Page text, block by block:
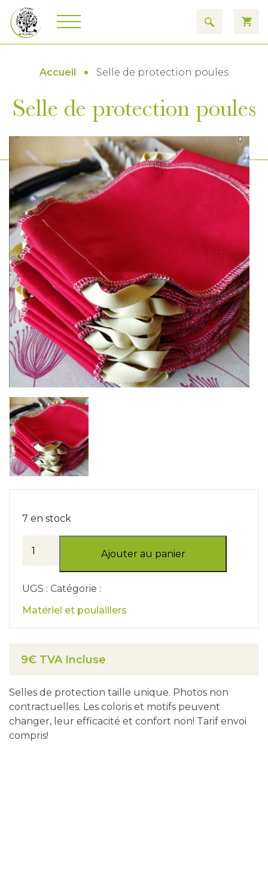
Accueil Selle de protection poules
Selle de protection poules
7 en stock
quantité
de
poules
Ajouter au panier
UGS : Catégorie :
Matériel et poulaillers
9€ TVA Incluse
Selles de protection taille unique. Photos non
contractuelles. Les coloris et motifs peuvent
changer, leur efficacité et confort non! Tarif envoi
compris!